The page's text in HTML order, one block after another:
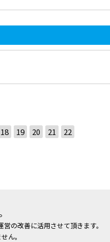
18 19 20 21
22
の改善に活用させて頂きます。
ん。